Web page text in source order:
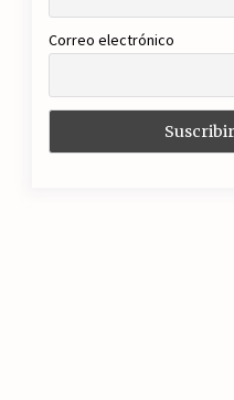
Correo electrónico